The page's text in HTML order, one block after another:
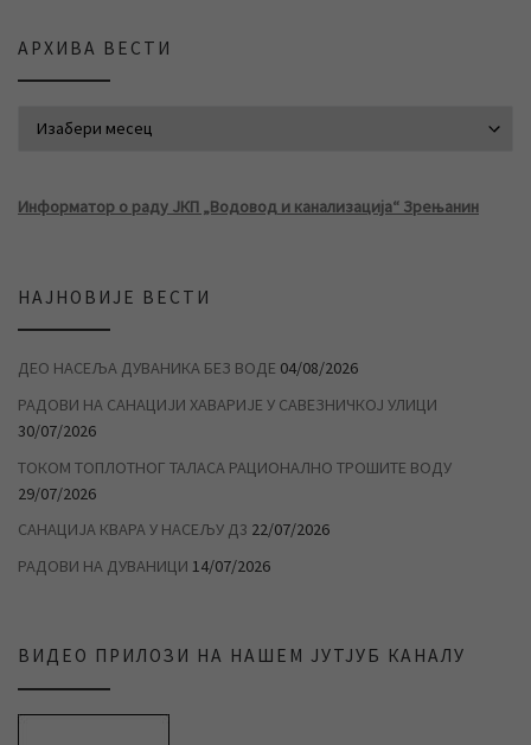
АРХИВА ВЕСТИ
Информатор о раду ЈКП „Водовод и канализација“ Зрењанин
НАЈНОВИЈЕ ВЕСТИ
ДЕО НАСЕЉА ДУВАНИКА БЕЗ ВОДЕ 04/08/2026
РАДОВИ НА САНАЦИЈИ ХАВАРИЈЕ У САВЕЗНИЧКОЈ УЛИЦИ
30/07/2026
ТОКОМ ТОПЛОТНОГ ТАЛАСА РАЦИОНАЛНО ТРОШИТЕ ВОДУ
29/07/2026
САНАЦИЈА КВАРА У НАСЕЉУ Д3 22/07/2026
РАДОВИ НА ДУВАНИЦИ 14/07/2026
ВИДЕО ПРИЛОЗИ НА НАШЕМ ЈУТЈУБ КАНАЛУ